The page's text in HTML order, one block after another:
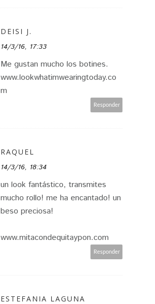
DEISI J.
14/3/16, 17:33
Me gustan mucho los botines.
www.lookwhatimwearingtoday.co
m
Responder
RAQUEL
14/3/16, 18:34
un look fantástico, transmites
mucho rollo! me ha encantado! un
beso preciosa!
www.mitacondequitaypon.com
Responder
ESTEFANIA LAGUNA